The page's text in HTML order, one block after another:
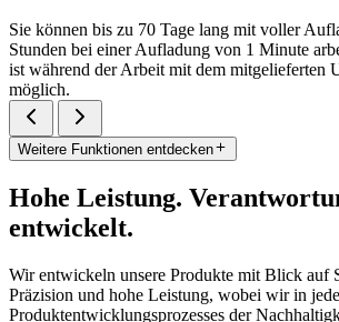
Sie können bis zu 70 Tage lang mit voller
Stunden bei einer Aufladung von 1 Minute
ist während der Arbeit mit dem mitgelieferten
möglich.
Weitere Funktionen entdecken
Hohe Leistung.
entwickelt.
Wir entwickeln unsere Produkte mit Blick auf
Präzision und hohe Leistung, wobei wir in
Produktentwicklungsprozesses der